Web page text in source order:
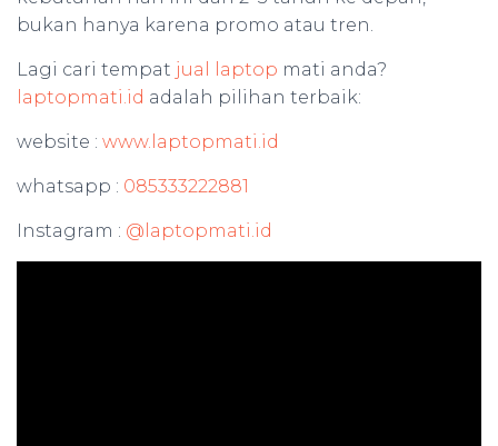
bukan hanya karena promo atau tren.
Lagi cari tempat jual laptop mati anda?
laptopmati.id adalah pilihan terbaik:
website : www.laptopmati.id
whatsapp : 085333222881
Instagram : @laptopmati.id